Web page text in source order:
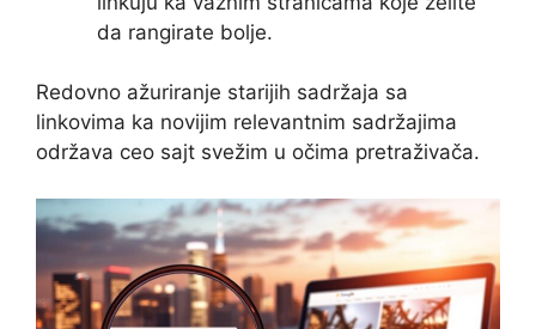
da rangirate bolje.
Redovno ažuriranje starijih sadržaja sa
linkovima ka novijim relevantnim sadržajima
održava ceo sajt svežim u očima pretraživača.